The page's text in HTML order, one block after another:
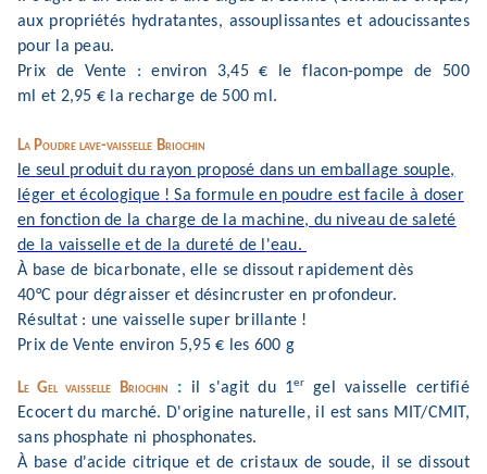
aux propriétés hydratantes, assouplissantes et adoucissantes
pour la peau.
Prix de Vente : environ 3,45 € le flacon-pompe de
500
ml
et 2,95 € a recharge de 500 ml .
La Poudre lave-vaisselle Briochin
le seul produit du rayon proposé dans un emballage souple,
léger et écologique ! Sa formule en poudre est facile à doser
en fonction de la charge de la machine, du niveau de saleté
de la vaisselle et de la dureté de l 'eau.
À base de bicarbonate, elle se dissout rapidement dès
40°C pour dégraisser et désincruster en profondeur.
Résultat : une vaisselle super brillante !
Prix de Vente environ 5,95 € les 600 g
Le Gel vaisselle Briochin : il s'agit du 1er
gel vaisselle certifié
Ecocert du marché. D'origine naturel le, il est sans MIT/CMI T,
sans phosphate ni phosphonates.
À base d'acide citrique et de cristaux de soude, il se dissout